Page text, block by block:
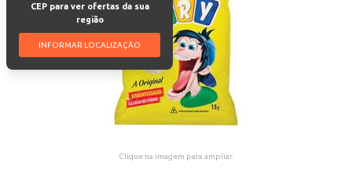
CEP para ver ofertas da sua
região
INFORMAR LOCALIZAÇÃO
Clique na imagem para ampliar.